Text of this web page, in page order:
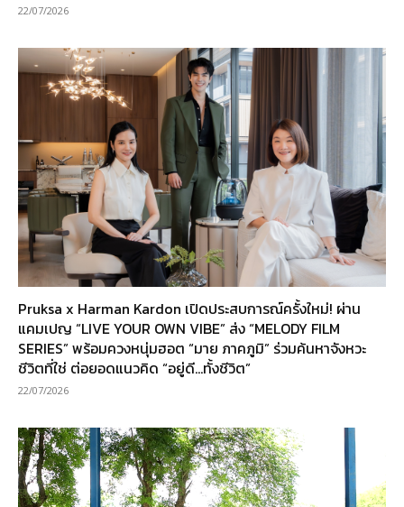
22/07/2026
Pruksa x Harman Kardon เปิดประสบการณ์ครั้งใหม่! ผ่าน
แคมเปญ “LIVE YOUR OWN VIBE” ส่ง “MELODY FILM
SERIES” พร้อมควงหนุ่มฮอต “มาย ภาคภูมิ” ร่วมค้นหาจังหวะ
ชีวิตที่ใช่ ต่อยอดแนวคิด “อยู่ดี…ทั้งชีวิต”
22/07/2026